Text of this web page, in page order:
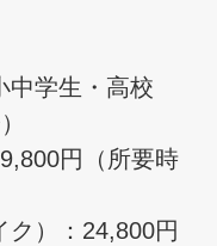
学生・高校
円（所要時
ク）：24,800円